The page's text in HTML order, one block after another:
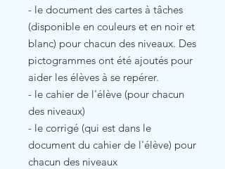
- le document des cartes à tâches
(disponible en couleurs et en noir et
blanc) pour chacun des niveaux. Des
pictogrammes ont été ajoutés pour
aider les élèves à se repérer.
- le cahier de l'élève (pour chacun
des niveaux)
- le corrigé (qui est dans le
document du cahier de l'élève) pour
chacun des niveaux